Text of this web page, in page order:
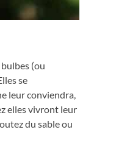
(ou
se
leur conviendra,
elles vivront leur
du sable ou